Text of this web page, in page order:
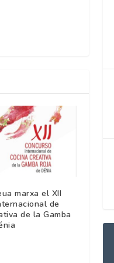
marxa el XII
de
de la Gamba